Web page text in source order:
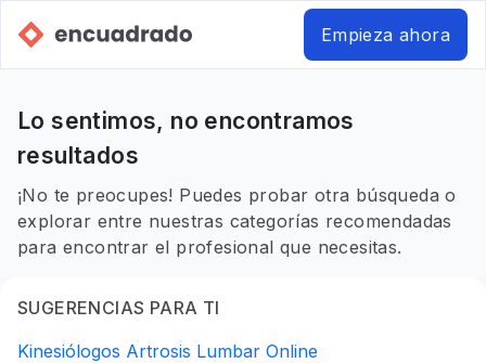
Empieza ahora
Lo sentimos, no encontramos
resultados
¡No te preocupes! Puedes probar otra búsqueda o
explorar entre nuestras categorías recomendadas
para encontrar el profesional que necesitas.
SUGERENCIAS PARA TI
Kinesiólogos Artrosis Lumbar Online